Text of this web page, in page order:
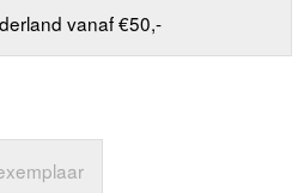
vanaf €50,-